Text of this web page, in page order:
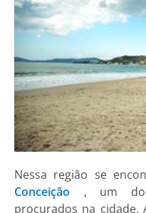
Nessa região se
Conceição
, um
procurados na cidade.